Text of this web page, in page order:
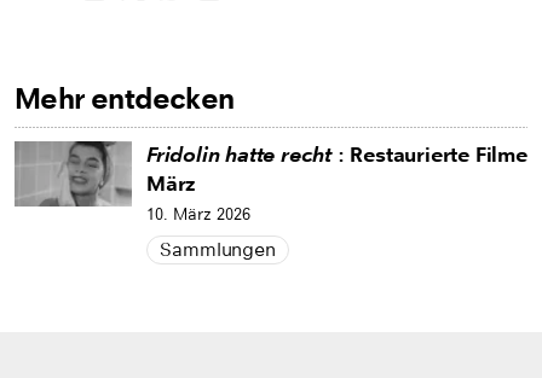
Mehr entdecken
Fridolin hatte recht: Restaurierte Filme
März
10. März 2026
Sammlungen